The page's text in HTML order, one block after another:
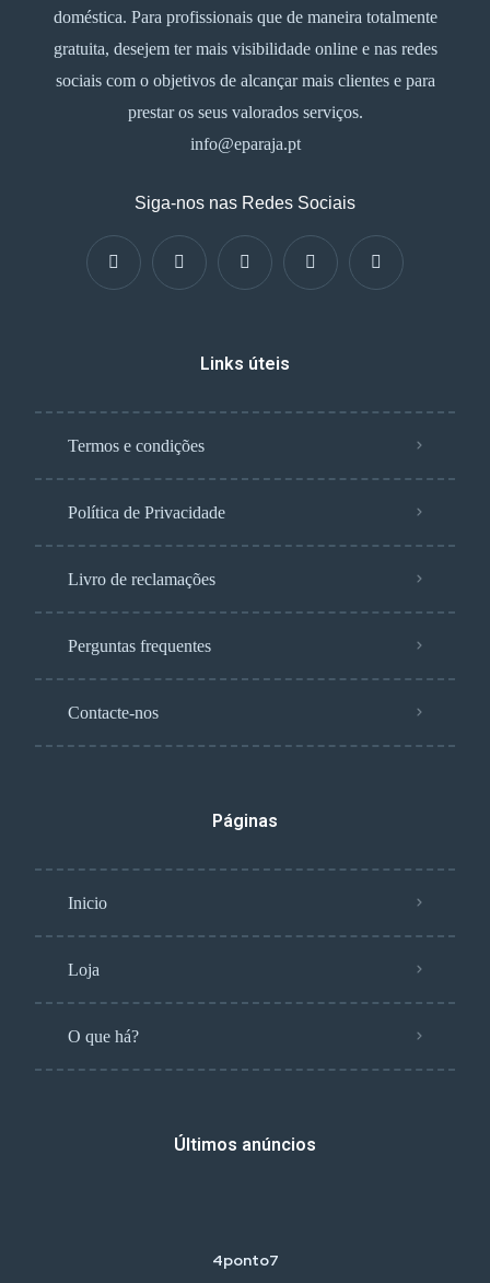
doméstica. Para profissionais que de maneira totalmente
gratuita, desejem ter mais visibilidade online e nas redes
sociais com o objetivos de alcançar mais clientes e para
prestar os seus valorados serviços.
info@eparaja.pt
Siga-nos nas Redes Sociais
Links úteis
Termos e condições
Política de Privacidade
Livro de reclamações
Perguntas frequentes
Contacte-nos
Páginas
Inicio
Loja
O que há?
Últimos anúncios
4ponto7